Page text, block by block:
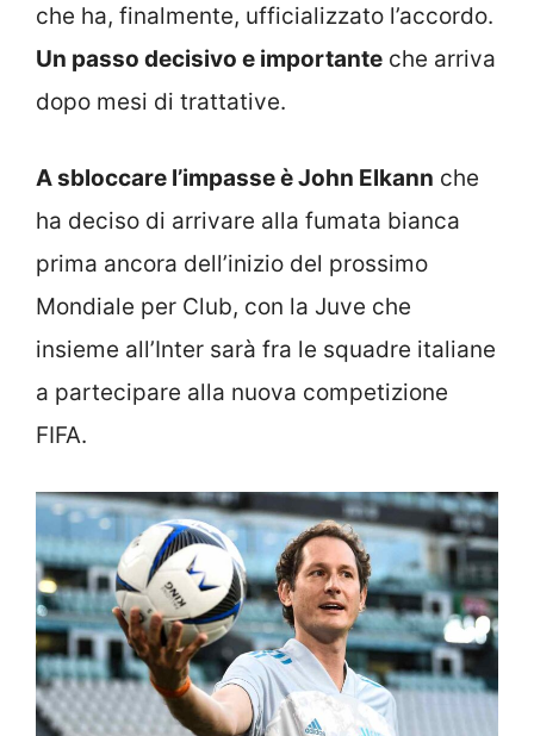
che ha, finalmente, ufficializzato l’accordo.
Un passo decisivo e importante che arriva
dopo mesi di trattative.
A sbloccare l’impasse è John Elkann che
ha deciso di arrivare alla fumata bianca
prima ancora dell’inizio del prossimo
Mondiale per Club, con la Juve che
insieme all’Inter sarà fra le squadre italiane
a partecipare alla nuova competizione
FIFA.